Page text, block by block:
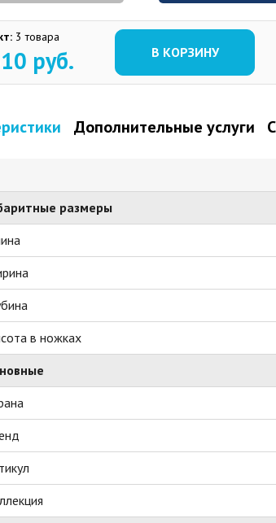
3 товара
руб. В КОРЗИНУ
Дополнительные услуги
размеры
в ножках